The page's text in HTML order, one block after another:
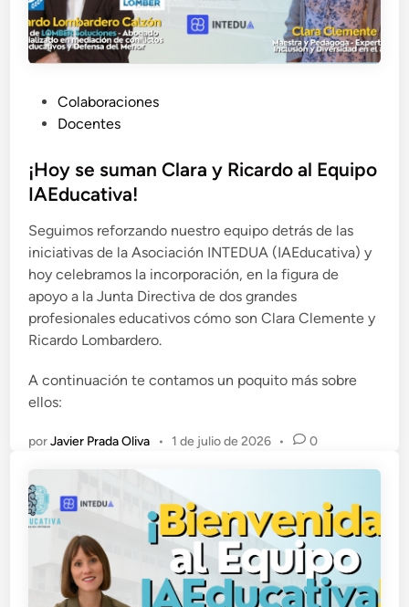
l
i
a
d
o
e
n
Colaboraciones
Docentes
¡Hoy se suman Clara y Ricardo al Equipo
IAEducativa!
Seguimos reforzando nuestro equipo detrás de las
iniciativas de la Asociación INTEDUA (IAEducativa) y
hoy celebramos la incorporación, en la figura de
apoyo a la Junta Directiva de dos grandes
profesionales educativos cómo son Clara Clemente y
Ricardo Lombardero.
A continuación te contamos un poquito más sobre
ellos:
porJavier Prada Oliva • 1 de julio de 2026 • 0